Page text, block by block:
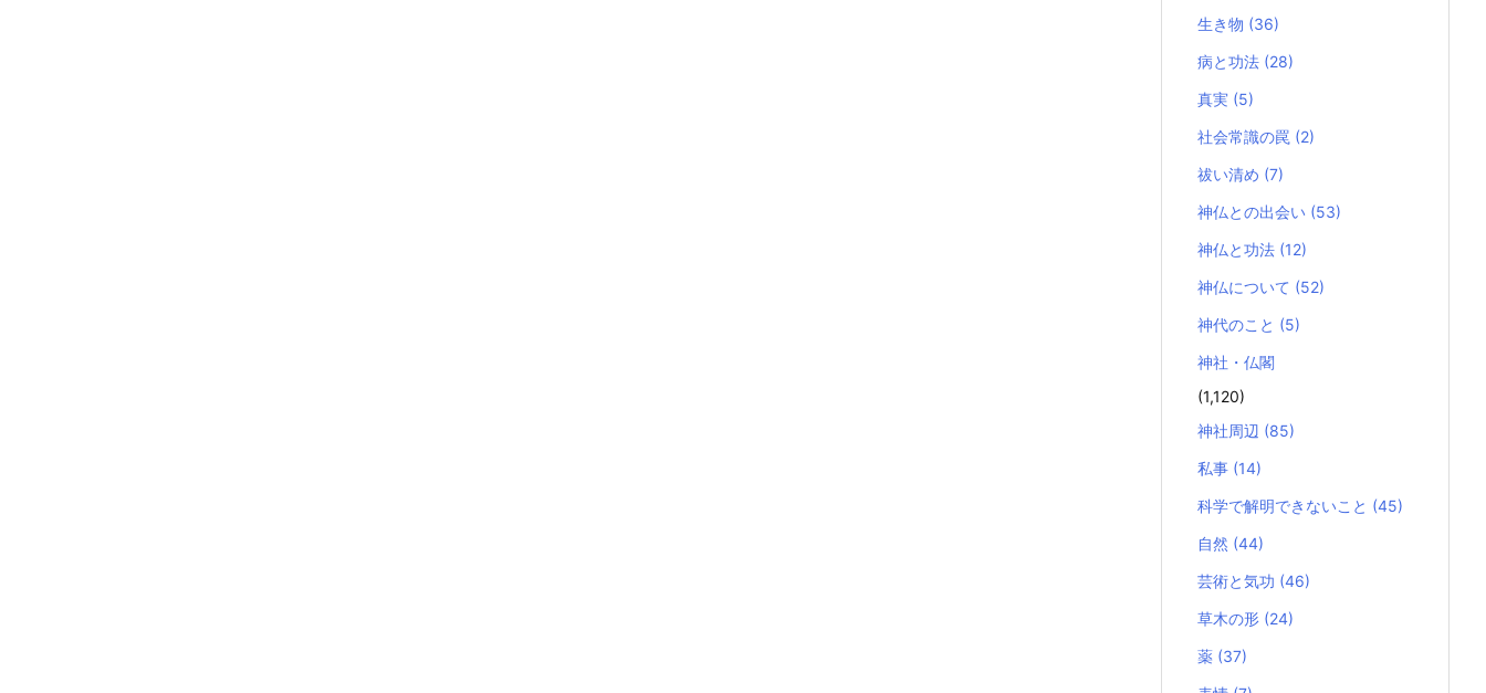
生き物 (36)
病と功法 (28)
真実 (5)
社会常識の罠 (2)
祓い清め (7)
神仏との出会い (53)
神仏と功法 (12)
神仏について (52)
神代のこと (5)
神社・仏閣
(1,120)
神社周辺 (85)
私事 (14)
科学で解明できないこと (45)
自然 (44)
芸術と気功 (46)
草木の形 (24)
薬 (37)